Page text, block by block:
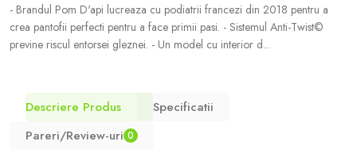
- Brandul Pom D'api lucreaza cu podiatrii francezi din 2018 pentru a
crea pantofii perfecti pentru a face primii pasi. - Sistemul Anti-Twist©
previne riscul entorsei gleznei. - Un model cu interior d...
Descriere Produs
Specificatii
Pareri/Review-uri 0